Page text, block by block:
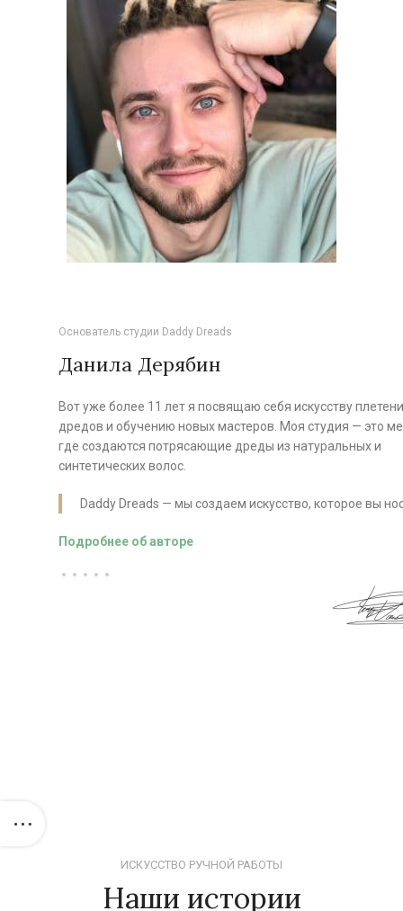
Основатель студии Daddy Dreads
Данила Дерябин
Вот уже более 11 лет я посвящаю себя искусству
дредов и обучению новых мастеров. Моя студия — это
где создаются потрясающие дреды из натуральных и
синтетических волос.
Daddy Dreads — мы создаем искусство, которое вы
Подробнее об авторе
ИСКУССТВО РУЧНОЙ РАБОТЫ
Наши истории